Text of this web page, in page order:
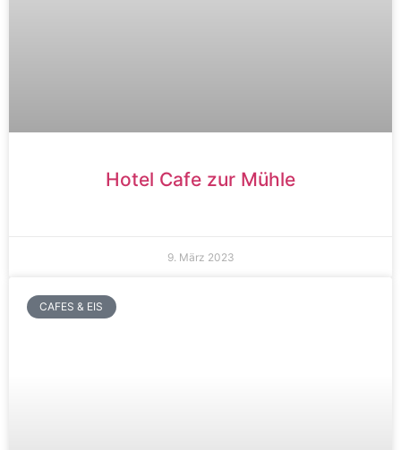
Hotel Cafe zur Mühle
9. März 2023
CAFES & EIS